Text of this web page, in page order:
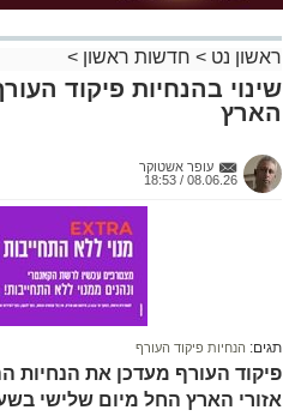
ראשון נט > חדשות ראשון >
שינוי בהנחיות פיקוד
הארץ
עופר אשטוקר
08.06.26 / 18:53
תגים: הנחיות פיקוד העורף
פיקוד העורף מעדכן את הנחיות
אזורי הארץ החל מיום שלישי בשעה 6:00